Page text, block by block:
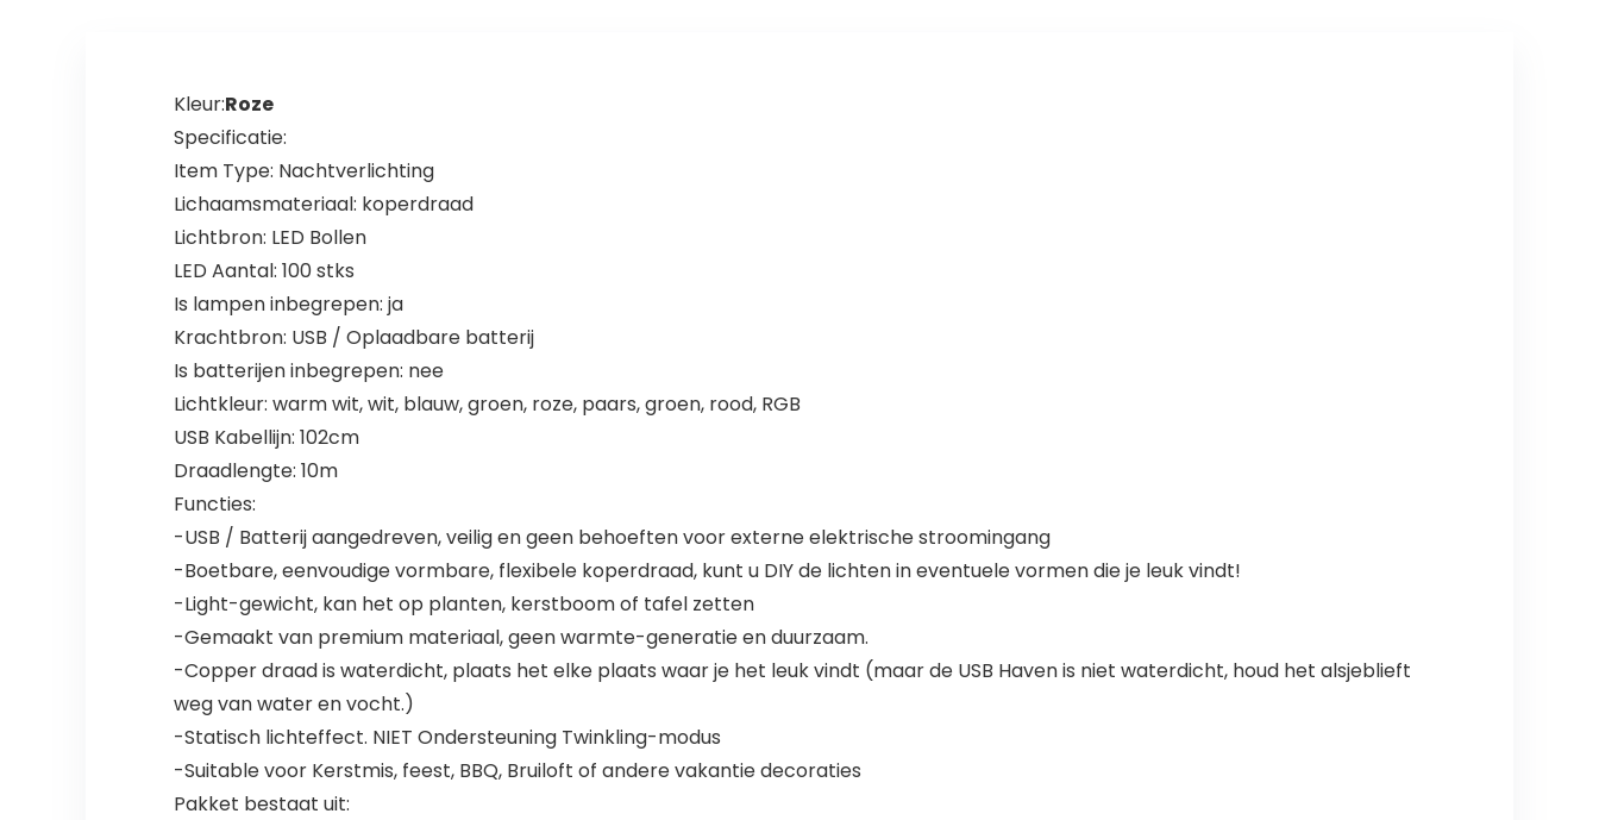
Kleur:Roze
Specificatie:
Item Type: Nachtverlichting
Lichaamsmateriaal: koperdraad
Lichtbron: LED Bollen
LED Aantal: 100 stks
Is lampen inbegrepen: ja
Krachtbron: USB / Oplaadbare batterij
Is batterijen inbegrepen: nee
Lichtkleur: warm wit, wit, blauw, groen, roze, paars, groen, rood, RGB
USB Kabellijn: 102cm
Draadlengte: 10m
Functies:
-USB / Batterij aangedreven, veilig en geen behoeften voor externe elektrische stroomingang
-Boetbare, eenvoudige vormbare, flexibele koperdraad, kunt u DIY de lichten in eventuele vormen die je leuk vindt!
-Light-gewicht, kan het op planten, kerstboom of tafel zetten
-Gemaakt van premium materiaal, geen warmte-generatie en duurzaam.
-Copper draad is waterdicht, plaats het elke plaats waar je het leuk vindt (maar de USB Haven is niet waterdicht, houd het alsjeblieft
weg van water en vocht.)
-Statisch lichteffect. NIET Ondersteuning Twinkling-modus
-Suitable voor Kerstmis, feest, BBQ, Bruiloft of andere vakantie decoraties
Pakket bestaat uit: